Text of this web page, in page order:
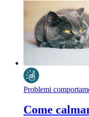
Problemi
Come